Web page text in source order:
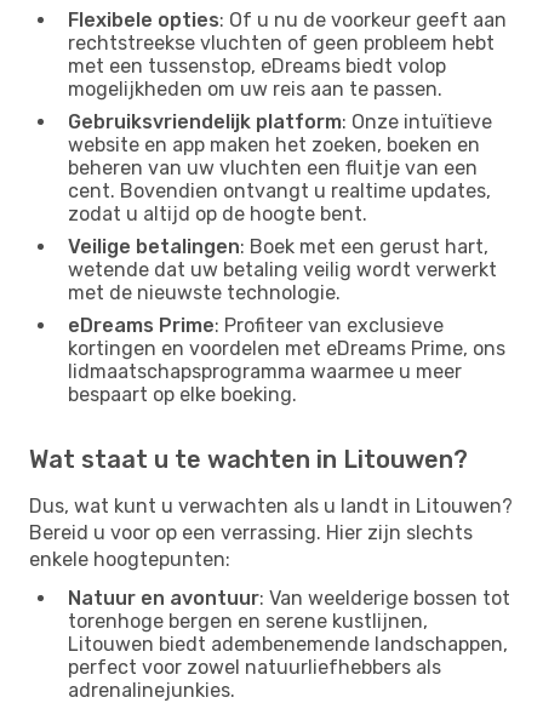
Flexibele opties: Of u nu de voorkeur geeft aan
rechtstreekse vluchten of geen probleem hebt
met een tussenstop, eDreams biedt volop
mogelijkheden om uw reis aan te passen.
Gebruiksvriendelijk platform: Onze intuïtieve
website en app maken het zoeken, boeken en
beheren van uw vluchten een fluitje van een
cent. Bovendien ontvangt u realtime updates,
zodat u altijd op de hoogte bent.
Veilige betalingen: Boek met een gerust hart,
wetende dat uw betaling veilig wordt verwerkt
met de nieuwste technologie.
eDreams Prime: Profiteer van exclusieve
kortingen en voordelen met eDreams Prime, ons
lidmaatschapsprogramma waarmee u meer
bespaart op elke boeking.
Wat staat u te wachten in Litouwen?
Dus, wat kunt u verwachten als u landt in Litouwen?
Bereid u voor op een verrassing. Hier zijn slechts
enkele hoogtepunten:
Natuur en avontuur: Van weelderige bossen tot
torenhoge bergen en serene kustlijnen,
Litouwen biedt adembenemende landschappen,
perfect voor zowel natuurliefhebbers als
adrenalinejunkies.